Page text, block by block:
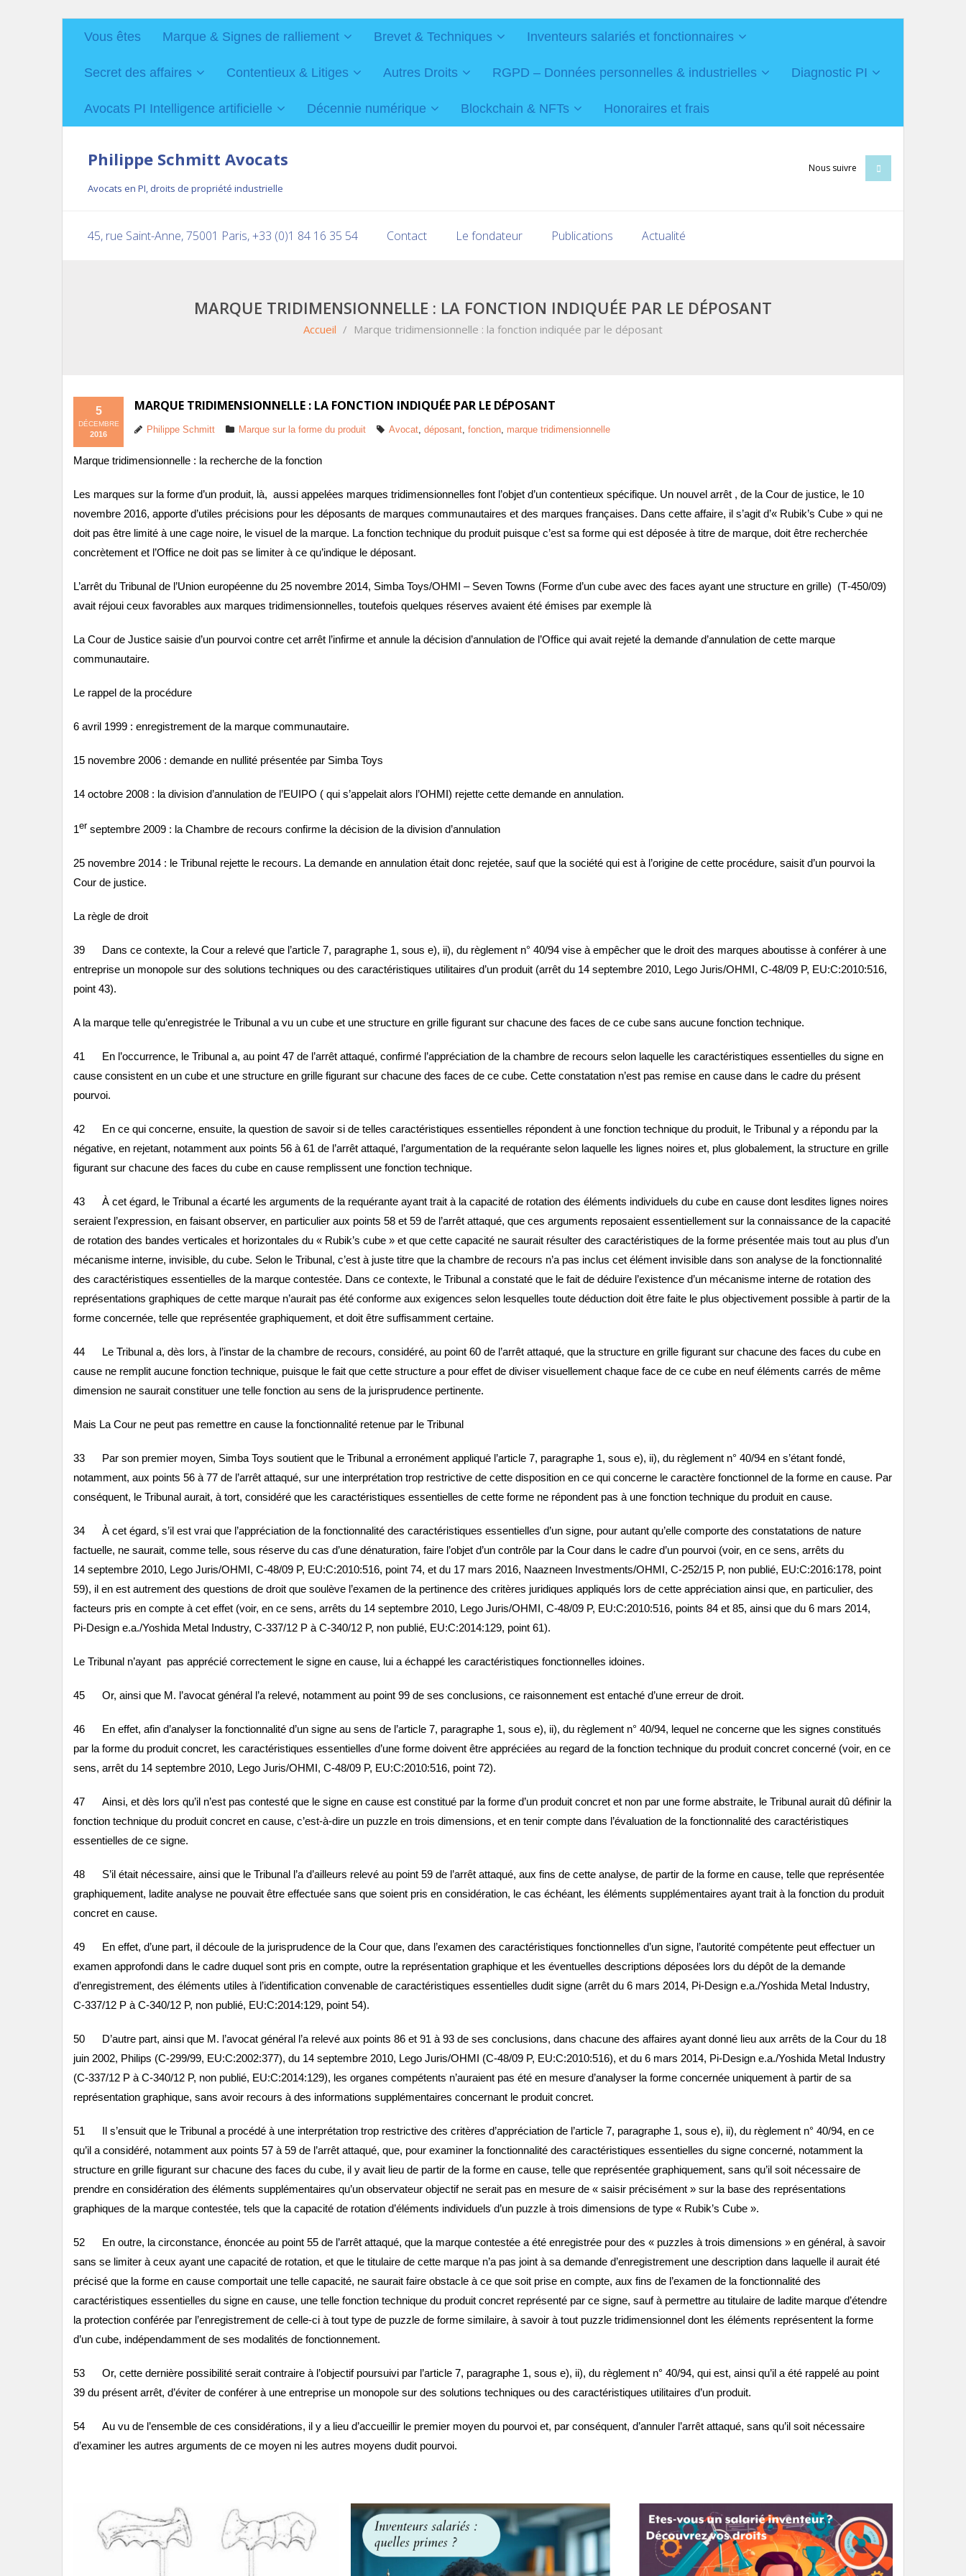
Vous êtes Marque & Signes de ralliement Brevet & Techniques Inventeurs salariés et fonctionnaires
Secret des affaires Contentieux & Litiges Autres Droits RGPD – Données personnelles & industrielles Diagnostic PI
Avocats PI Intelligence artificielle Décennie numérique Blockchain & NFTs Honoraires et frais
Philippe Schmitt Avocats
Avocats en PI, droits de propriété industrielle
Nous suivre
45, rue Saint-Anne, 75001 Paris, +33 (0)1 84 16 35 54 Contact Le fondateur Publications Actualité
MARQUE TRIDIMENSIONNELLE : LA FONCTION INDIQUÉE PAR LE DÉPOSANT
Accueil / Marque tridimensionnelle : la fonction indiquée par le déposant
MARQUE TRIDIMENSIONNELLE : LA FONCTION INDIQUÉE PAR LE DÉPOSANT
5
DÉCEMBRE
2016 Philippe Schmitt Marque sur la forme du produit Avocat, déposant, fonction, marque tridimensionnelle
Marque tridimensionnelle : la recherche de la fonction
Les marques sur la forme d’un produit, là, aussi appelées marques tridimensionnelles font l’objet d’un contentieux spécifique. Un nouvel arrêt , de la Cour de justice, le 10
novembre 2016, apporte d’utiles précisions pour les déposants de marques communautaires et des marques françaises. Dans cette affaire, il s’agit d’« Rubik’s Cube » qui ne
doit pas être limité à une cage noire, le visuel de la marque. La fonction technique du produit puisque c’est sa forme qui est déposée à titre de marque, doit être recherchée
concrètement et l’Office ne doit pas se limiter à ce qu’indique le déposant.
L’arrêt du Tribunal de l’Union européenne du 25 novembre 2014, Simba Toys/OHMI – Seven Towns (Forme d’un cube avec des faces ayant une structure en grille) (T‑450/09)
avait réjoui ceux favorables aux marques tridimensionnelles, toutefois quelques réserves avaient été émises par exemple là
La Cour de Justice saisie d’un pourvoi contre cet arrêt l’infirme et annule la décision d’annulation de l’Office qui avait rejeté la demande d’annulation de cette marque
communautaire.
Le rappel de la procédure
6 avril 1999 : enregistrement de la marque communautaire.
15 novembre 2006 : demande en nullité présentée par Simba Toys
14 octobre 2008 : la division d’annulation de l’EUIPO ( qui s’appelait alors l’OHMI) rejette cette demande en annulation.
1er septembre 2009 : la Chambre de recours confirme la décision de la division d’annulation
25 novembre 2014 : le Tribunal rejette le recours. La demande en annulation était donc rejetée, sauf que la société qui est à l’origine de cette procédure, saisit d’un pourvoi la
Cour de justice.
La règle de droit
39 Dans ce contexte, la Cour a relevé que l’article 7, paragraphe 1, sous e), ii), du règlement n° 40/94 vise à empêcher que le droit des marques aboutisse à conférer à une
entreprise un monopole sur des solutions techniques ou des caractéristiques utilitaires d’un produit (arrêt du 14 septembre 2010, Lego Juris/OHMI, C‑48/09 P, EU:C:2010:516,
point 43).
A la marque telle qu’enregistrée le Tribunal a vu un cube et une structure en grille figurant sur chacune des faces de ce cube sans aucune fonction technique.
41 En l’occurrence, le Tribunal a, au point 47 de l’arrêt attaqué, confirmé l’appréciation de la chambre de recours selon laquelle les caractéristiques essentielles du signe en
cause consistent en un cube et une structure en grille figurant sur chacune des faces de ce cube. Cette constatation n’est pas remise en cause dans le cadre du présent
pourvoi.
42 En ce qui concerne, ensuite, la question de savoir si de telles caractéristiques essentielles répondent à une fonction technique du produit, le Tribunal y a répondu par la
négative, en rejetant, notamment aux points 56 à 61 de l’arrêt attaqué, l’argumentation de la requérante selon laquelle les lignes noires et, plus globalement, la structure en grille
figurant sur chacune des faces du cube en cause remplissent une fonction technique.
43 À cet égard, le Tribunal a écarté les arguments de la requérante ayant trait à la capacité de rotation des éléments individuels du cube en cause dont lesdites lignes noires
seraient l’expression, en faisant observer, en particulier aux points 58 et 59 de l’arrêt attaqué, que ces arguments reposaient essentiellement sur la connaissance de la capacité
de rotation des bandes verticales et horizontales du « Rubik’s cube » et que cette capacité ne saurait résulter des caractéristiques de la forme présentée mais tout au plus d’un
mécanisme interne, invisible, du cube. Selon le Tribunal, c’est à juste titre que la chambre de recours n’a pas inclus cet élément invisible dans son analyse de la fonctionnalité
des caractéristiques essentielles de la marque contestée. Dans ce contexte, le Tribunal a constaté que le fait de déduire l’existence d’un mécanisme interne de rotation des
représentations graphiques de cette marque n’aurait pas été conforme aux exigences selon lesquelles toute déduction doit être faite le plus objectivement possible à partir de la
forme concernée, telle que représentée graphiquement, et doit être suffisamment certaine.
44 Le Tribunal a, dès lors, à l’instar de la chambre de recours, considéré, au point 60 de l’arrêt attaqué, que la structure en grille figurant sur chacune des faces du cube en
cause ne remplit aucune fonction technique, puisque le fait que cette structure a pour effet de diviser visuellement chaque face de ce cube en neuf éléments carrés de même
dimension ne saurait constituer une telle fonction au sens de la jurisprudence pertinente.
Mais La Cour ne peut pas remettre en cause la fonctionnalité retenue par le Tribunal
33 Par son premier moyen, Simba Toys soutient que le Tribunal a erronément appliqué l’article 7, paragraphe 1, sous e), ii), du règlement n° 40/94 en s’étant fondé,
notamment, aux points 56 à 77 de l’arrêt attaqué, sur une interprétation trop restrictive de cette disposition en ce qui concerne le caractère fonctionnel de la forme en cause. Par
conséquent, le Tribunal aurait, à tort, considéré que les caractéristiques essentielles de cette forme ne répondent pas à une fonction technique du produit en cause.
34 À cet égard, s’il est vrai que l’appréciation de la fonctionnalité des caractéristiques essentielles d’un signe, pour autant qu’elle comporte des constatations de nature
factuelle, ne saurait, comme telle, sous réserve du cas d’une dénaturation, faire l’objet d’un contrôle par la Cour dans le cadre d’un pourvoi (voir, en ce sens, arrêts du
14 septembre 2010, Lego Juris/OHMI, C‑48/09 P, EU:C:2010:516, point 74, et du 17 mars 2016, Naazneen Investments/OHMI, C‑252/15 P, non publié, EU:C:2016:178, point
59), il en est autrement des questions de droit que soulève l’examen de la pertinence des critères juridiques appliqués lors de cette appréciation ainsi que, en particulier, des
facteurs pris en compte à cet effet (voir, en ce sens, arrêts du 14 septembre 2010, Lego Juris/OHMI, C‑48/09 P, EU:C:2010:516, points 84 et 85, ainsi que du 6 mars 2014,
Pi‑Design e.a./Yoshida Metal Industry, C‑337/12 P à C‑340/12 P, non publié, EU:C:2014:129, point 61).
Le Tribunal n’ayant pas apprécié correctement le signe en cause, lui a échappé les caractéristiques fonctionnelles idoines.
45 Or, ainsi que M. l’avocat général l’a relevé, notamment au point 99 de ses conclusions, ce raisonnement est entaché d’une erreur de droit.
46 En effet, afin d’analyser la fonctionnalité d’un signe au sens de l’article 7, paragraphe 1, sous e), ii), du règlement n° 40/94, lequel ne concerne que les signes constitués
par la forme du produit concret, les caractéristiques essentielles d’une forme doivent être appréciées au regard de la fonction technique du produit concret concerné (voir, en ce
sens, arrêt du 14 septembre 2010, Lego Juris/OHMI, C‑48/09 P, EU:C:2010:516, point 72).
47 Ainsi, et dès lors qu’il n’est pas contesté que le signe en cause est constitué par la forme d’un produit concret et non par une forme abstraite, le Tribunal aurait dû définir la
fonction technique du produit concret en cause, c’est-à-dire un puzzle en trois dimensions, et en tenir compte dans l’évaluation de la fonctionnalité des caractéristiques
essentielles de ce signe.
48 S’il était nécessaire, ainsi que le Tribunal l’a d’ailleurs relevé au point 59 de l’arrêt attaqué, aux fins de cette analyse, de partir de la forme en cause, telle que représentée
graphiquement, ladite analyse ne pouvait être effectuée sans que soient pris en considération, le cas échéant, les éléments supplémentaires ayant trait à la fonction du produit
concret en cause.
49 En effet, d’une part, il découle de la jurisprudence de la Cour que, dans l’examen des caractéristiques fonctionnelles d’un signe, l’autorité compétente peut effectuer un
examen approfondi dans le cadre duquel sont pris en compte, outre la représentation graphique et les éventuelles descriptions déposées lors du dépôt de la demande
d’enregistrement, des éléments utiles à l’identification convenable de caractéristiques essentielles dudit signe (arrêt du 6 mars 2014, Pi-Design e.a./Yoshida Metal Industry,
C‑337/12 P à C‑340/12 P, non publié, EU:C:2014:129, point 54).
50 D’autre part, ainsi que M. l’avocat général l’a relevé aux points 86 et 91 à 93 de ses conclusions, dans chacune des affaires ayant donné lieu aux arrêts de la Cour du 18
juin 2002, Philips (C‑299/99, EU:C:2002:377), du 14 septembre 2010, Lego Juris/OHMI (C‑48/09 P, EU:C:2010:516), et du 6 mars 2014, Pi-Design e.a./Yoshida Metal Industry
(C‑337/12 P à C‑340/12 P, non publié, EU:C:2014:129), les organes compétents n’auraient pas été en mesure d’analyser la forme concernée uniquement à partir de sa
représentation graphique, sans avoir recours à des informations supplémentaires concernant le produit concret.
51 Il s’ensuit que le Tribunal a procédé à une interprétation trop restrictive des critères d’appréciation de l’article 7, paragraphe 1, sous e), ii), du règlement n° 40/94, en ce
qu’il a considéré, notamment aux points 57 à 59 de l’arrêt attaqué, que, pour examiner la fonctionnalité des caractéristiques essentielles du signe concerné, notamment la
structure en grille figurant sur chacune des faces du cube, il y avait lieu de partir de la forme en cause, telle que représentée graphiquement, sans qu’il soit nécessaire de
prendre en considération des éléments supplémentaires qu’un observateur objectif ne serait pas en mesure de « saisir précisément » sur la base des représentations
graphiques de la marque contestée, tels que la capacité de rotation d’éléments individuels d’un puzzle à trois dimensions de type « Rubik’s Cube ».
52 En outre, la circonstance, énoncée au point 55 de l’arrêt attaqué, que la marque contestée a été enregistrée pour des « puzzles à trois dimensions » en général, à savoir
sans se limiter à ceux ayant une capacité de rotation, et que le titulaire de cette marque n’a pas joint à sa demande d’enregistrement une description dans laquelle il aurait été
précisé que la forme en cause comportait une telle capacité, ne saurait faire obstacle à ce que soit prise en compte, aux fins de l’examen de la fonctionnalité des
caractéristiques essentielles du signe en cause, une telle fonction technique du produit concret représenté par ce signe, sauf à permettre au titulaire de ladite marque d’étendre
la protection conférée par l’enregistrement de celle-ci à tout type de puzzle de forme similaire, à savoir à tout puzzle tridimensionnel dont les éléments représentent la forme
d’un cube, indépendamment de ses modalités de fonctionnement.
53 Or, cette dernière possibilité serait contraire à l’objectif poursuivi par l’article 7, paragraphe 1, sous e), ii), du règlement n° 40/94, qui est, ainsi qu’il a été rappelé au point
39 du présent arrêt, d’éviter de conférer à une entreprise un monopole sur des solutions techniques ou des caractéristiques utilitaires d’un produit.
54 Au vu de l’ensemble de ces considérations, il y a lieu d’accueillir le premier moyen du pourvoi et, par conséquent, d’annuler l’arrêt attaqué, sans qu’il soit nécessaire
d’examiner les autres arguments de ce moyen ni les autres moyens dudit pourvoi.